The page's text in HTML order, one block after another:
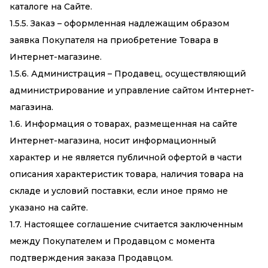
каталоге на Сайте.
1.5.5. Заказ – оформленная надлежащим образом
заявка Покупателя на приобретение Товара в
Интернет-магазине.
1.5.6. Администрация – Продавец, осуществляющий
администрирование и управление сайтом Интернет-
магазина.
1.6. Информация о товарах, размещенная на сайте
Интернет-магазина, носит информационный
характер и не является публичной офертой в части
описания характеристик товара, наличия товара на
складе и условий поставки, если иное прямо не
указано на сайте.
1.7. Настоящее соглашение считается заключенным
между Покупателем и Продавцом с момента
подтверждения заказа Продавцом.